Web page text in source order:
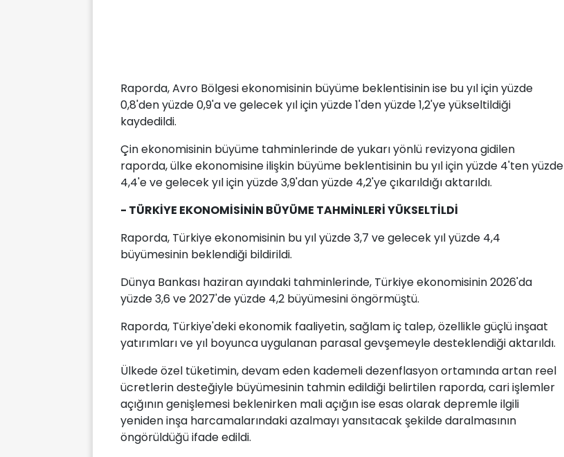
Raporda, Avro Bölgesi ekonomisinin büyüme beklentisinin ise bu yıl için yüzde
0,8'den yüzde 0,9'a ve gelecek yıl için yüzde 1'den yüzde 1,2'ye yükseltildiği
kaydedildi.
Çin ekonomisinin büyüme tahminlerinde de yukarı yönlü revizyona gidilen
raporda, ülke ekonomisine ilişkin büyüme beklentisinin bu yıl için yüzde 4'ten yüzde
4,4'e ve gelecek yıl için yüzde 3,9'dan yüzde 4,2'ye çıkarıldığı aktarıldı.
- TÜRKİYE EKONOMİSİNİN BÜYÜME TAHMİNLERİ YÜKSELTİLDİ
Raporda, Türkiye ekonomisinin bu yıl yüzde 3,7 ve gelecek yıl yüzde 4,4
büyümesinin beklendiği bildirildi.
Dünya Bankası haziran ayındaki tahminlerinde, Türkiye ekonomisinin 2026'da
yüzde 3,6 ve 2027'de yüzde 4,2 büyümesini öngörmüştü.
Raporda, Türkiye'deki ekonomik faaliyetin, sağlam iç talep, özellikle güçlü inşaat
yatırımları ve yıl boyunca uygulanan parasal gevşemeyle desteklendiği aktarıldı.
Ülkede özel tüketimin, devam eden kademeli dezenflasyon ortamında artan reel
ücretlerin desteğiyle büyümesinin tahmin edildiği belirtilen raporda, cari işlemler
açığının genişlemesi beklenirken mali açığın ise esas olarak depremle ilgili
yeniden inşa harcamalarındaki azalmayı yansıtacak şekilde daralmasının
öngörüldüğü ifade edildi.